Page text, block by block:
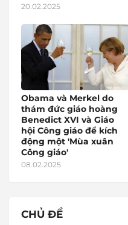
20.02.2025
Obama và Merkel do
thám đức giáo hoàng
Benedict XVI và Giáo
hội Công giáo để kích
động một 'Mùa xuân
Công giáo'
08.02.2025
CHỦ ĐỀ